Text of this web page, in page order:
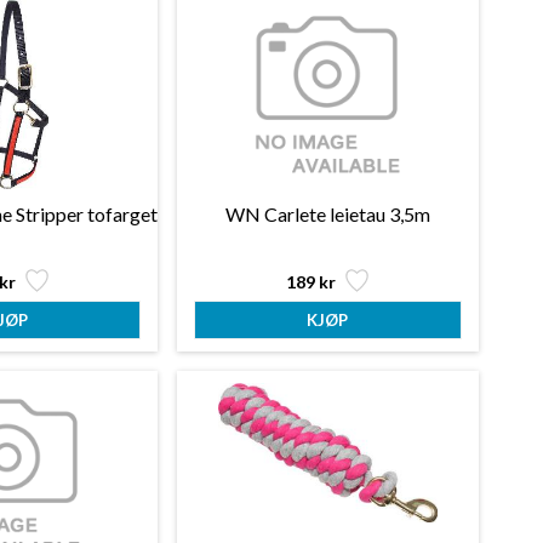
Stripper tofarget WN Carlete leietau 3,5m
189 kr